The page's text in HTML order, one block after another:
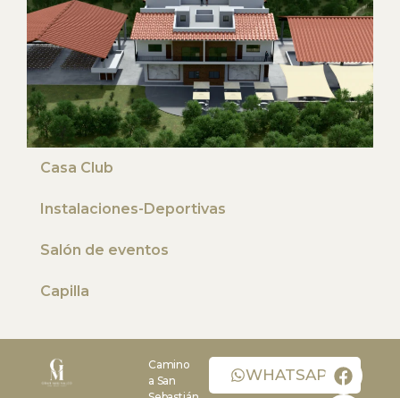
Casa Club
Instalaciones-Deportivas
Salón de eventos
Capilla
Camino
a San
WHATSAPP